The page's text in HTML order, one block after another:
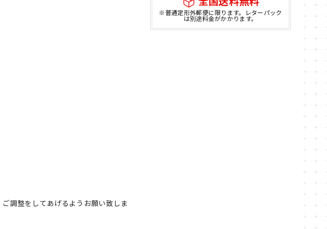
※普通定形外郵便に限ります。レターパック
は別途料金がかかります。
調整をしてあげるようお願い致しま